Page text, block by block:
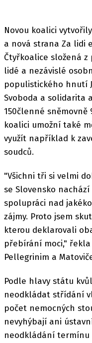
Novou koalici
a nová strana Za lidi
Čtyřkoalice složená
lidé a nezávislé
populistického hnutí
Svoboda a solidarita
150členné sněmovně
koalici umožní také
využít například k
soudců.
"Všichni tři si velmi
se Slovensko
spolupráci nad
zájmy. Proto jsem
kterou deklarovali
přebírání moci,"
Pellegrinim a
Podle hlavy státu
neodkládat střídání
počet nemocných
nevyhýbají ani
neodkládání